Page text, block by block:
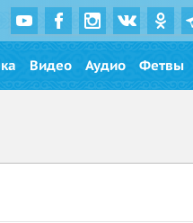
Видео Аудио Фетвы